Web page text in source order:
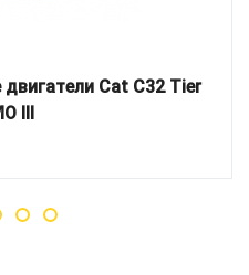
Cat C32 Tier
III